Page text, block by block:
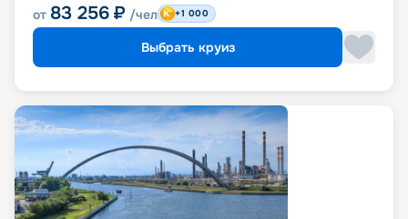
от 83 256 ₽ /чел +1 000
Выбрать круиз